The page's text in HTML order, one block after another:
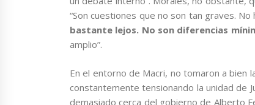
“Son cuestiones que no son tan graves.
bastante lejos. No son diferencias
amplio”.
En el entorno de Macri, no tomaron a bien
constantemente tensionando la unidad de
demasiado cerca del gobierno de Alberto